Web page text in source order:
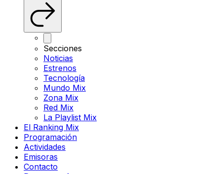
Secciones
Noticias
Estrenos
Tecnología
Mundo Mix
Zona Mix
Red Mix
La Playlist Mix
El Ranking Mix
Programación
Actividades
Emisoras
Contacto